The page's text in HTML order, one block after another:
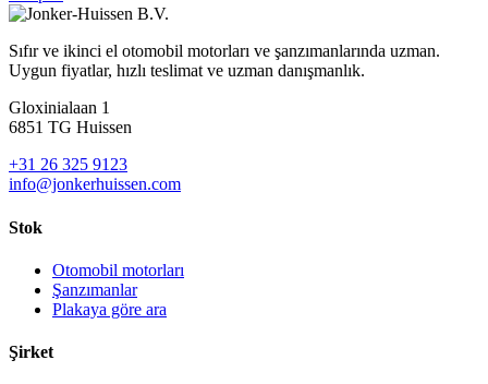
Sıfır ve ikinci el otomobil motorları ve şanzımanlarında uzman.
Uygun fiyatlar, hızlı teslimat ve uzman danışmanlık.
Gloxinialaan 1
6851 TG Huissen
+31 26 325 9123
info@jonkerhuissen.com
Stok
Otomobil motorları
Şanzımanlar
Plakaya göre ara
Şirket